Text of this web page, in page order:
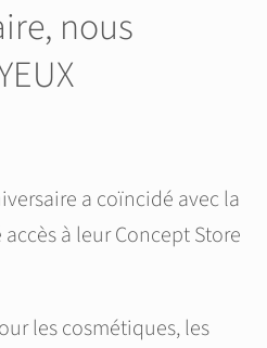
nous
a coïncidé avec la
à leur Concept Store
les cosmétiques, les